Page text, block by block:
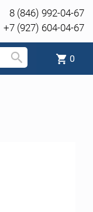
8 (846) 992-04-67
+7 (927) 604-04-67
0